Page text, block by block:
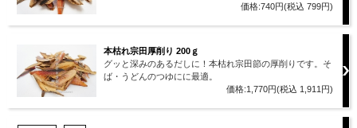
価格:740円(税込 799円)
本枯れ宗田厚削り 200ｇ
グッと深みのあるだしに！本枯れ宗田節の厚削りです。そ
ば・うどんのつゆにに最適。
価格:1,770円(税込 1,911円)